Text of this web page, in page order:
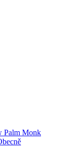
Palm Monk